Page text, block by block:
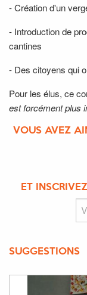
- Création d'un
- Introduction de
cantines
- Des citoyens qui
Pour les élus, ce
est forcément plus
VOUS AVEZ
ET
SUGGESTIONS